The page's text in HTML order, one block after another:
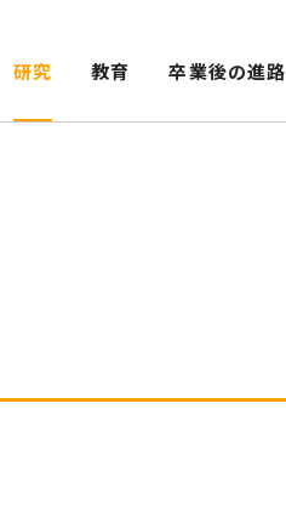
研究 教育 卒業後の進路